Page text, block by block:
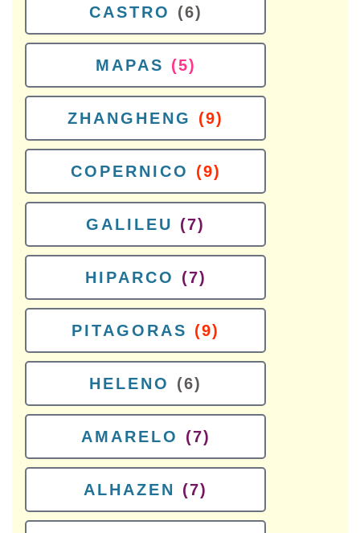
CASTRO (6)
MAPAS (5)
ZHANGHENG (9)
COPERNICO (9)
GALILEU (7)
HIPARCO (7)
PITAGORAS (9)
HELENO (6)
AMARELO (7)
ALHAZEN (7)